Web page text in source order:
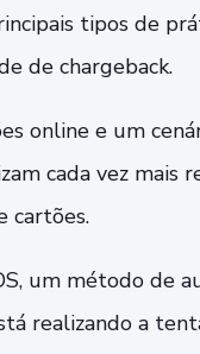
tipos de
de chargeback.
online e um
cada vez mais
cartões.
um método de
realizando a